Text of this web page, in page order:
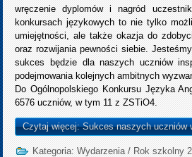
wręczenie dyplomów i nagród
konkursach językowych to nie tylko
umiejętności, ale także okazja do
oraz rozwijania pewności siebie.
sukces będzie dla naszych uczniów
podejmowania kolejnych ambitnych
Do Ogólnopolskiego Konkursu Języka
6576 uczniów, w tym 11 z ZSTiO4.
Czytaj więcej: Sukces naszych uczniów
Kategoria:Wydarzenia / Rok szkolny